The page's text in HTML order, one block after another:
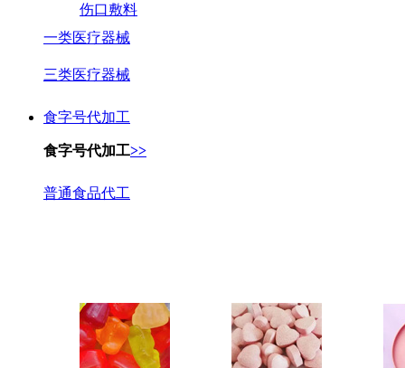
伤口敷料
一类医疗器械
三类医疗器械
食字号代加工
食字号代加工>>
普通食品代工